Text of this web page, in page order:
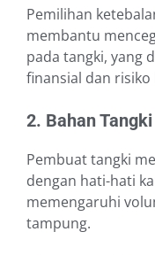
Pemilihan
membantu
pada tangki, yang
finansial dan risiko
2. Bahan Tangki
Pembuat tangki
dengan hati-hati
memengaruhi
tampung.